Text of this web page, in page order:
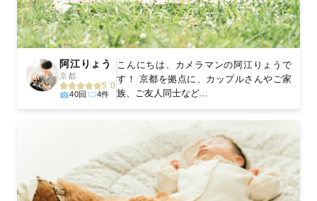
阿江りょう
京都
5.0
40回 4件
こんにちは、カメラマンの阿江りょうで
す！ 京都を拠点に、カップルさんやご家
族、ご友人同士など...